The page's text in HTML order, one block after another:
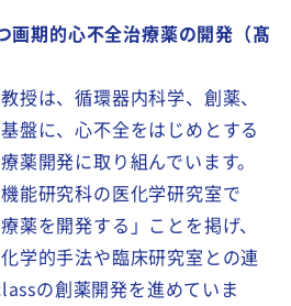
画期的心不全治療薬の開発（髙
授は、循環器内科学、創薬、
盤に、心不全をはじめとする
薬開発に取り組んでいます。
能研究科の医化学研究室で
薬を開発する」ことを掲げ、
学的手法や臨床研究室との連
の創薬開発を進めていま